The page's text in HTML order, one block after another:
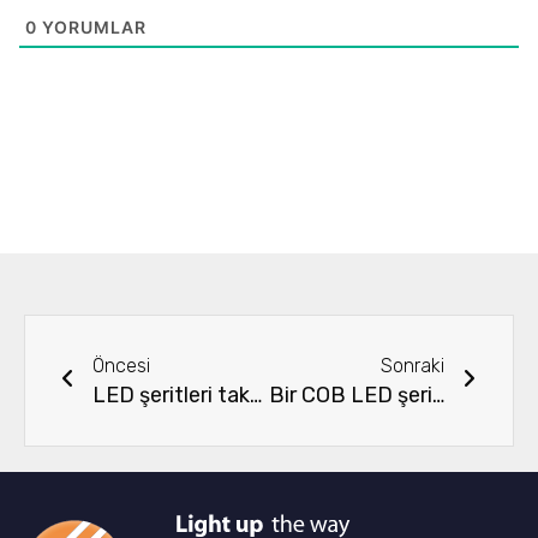
0 YORUMLAR
Öncesi
LED şeritleri takarken nelere dikkat edilmelidir?
Sonraki
Bir COB LED şerit: nedir bu?